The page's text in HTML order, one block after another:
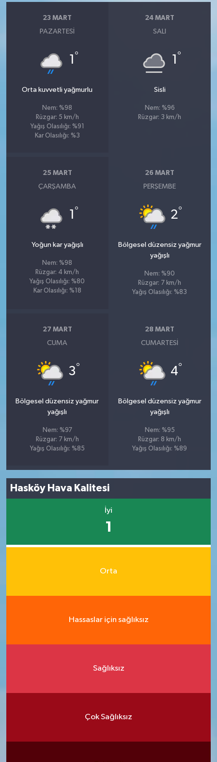
23 MART
PAZARTESI
1 °
Orta kuvvetli yağmurlu
Nem: %98
Rüzgar: 5 km/h
Yağış Olasılığı: %91
Kar Olasılığı: %3
24 MART
SALI
1 °
Sisli
Nem: %96
Rüzgar: 3 km/h
25 MART
ÇARŞAMBA
1 °
Yoğun kar yağışlı
Nem: %98
Rüzgar: 4 km/h
Yağış Olasılığı: %80
Kar Olasılığı: %18
26 MART
PERŞEMBE
2°
Bölgesel düzensiz yağmur
yağışlı
Nem: %90
Rüzgar: 7 km/h
Yağış Olasılığı: %83
27 MART
CUMA
3°
Bölgesel düzensiz yağmur
yağışlı
Nem: %97
Rüzgar: 7 km/h
Yağış Olasılığı: %85
28 MART
CUMARTESI
4°
Bölgesel düzensiz yağmur
yağışlı
Nem: %95
Rüzgar: 8 km/h
Yağış Olasılığı: %89
Hasköy Hava Kalitesi
İyi
1
Orta
Hassaslar için sağlıksız
Sağlıksız
Çok Sağlıksız